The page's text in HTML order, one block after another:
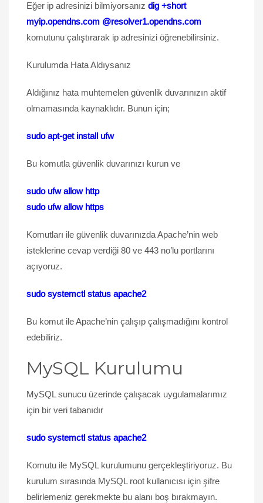
Eğer ip adresinizi bilmiyorsanız dig +short
myip.opendns.com @resolver1.opendns.com
komutunu çalıştırarak ip adresinizi öğrenebilirsiniz.
Kurulumda Hata Aldıysanız
Aldığınız hata muhtemelen güvenlik duvarınızın aktif
olmamasında kaynaklıdır. Bunun için;
sudo apt-get install ufw
Bu komutla güvenlik duvarınızı kurun ve
sudo ufw allow http
sudo ufw allow https
Komutları ile güvenlik duvarınızda Apache’nin web
isteklerine cevap verdiği 80 ve 443 no’lu portlarını
açıyoruz.
sudo systemctl status apache2
Bu komut ile Apache’nin çalışıp çalışmadığını kontrol
edebiliriz.
MySQL Kurulumu
MySQL sunucu üzerinde çalışacak uygulamalarımız
için bir veri tabanıdır
sudo systemctl status apache2
Komutu ile MySQL kurulumunu gerçekleştiriyoruz. Bu
kurulum sırasında MySQL root kullanıcısı için şifre
belirlemeniz gerekmekte bu alanı boş bırakmayın.